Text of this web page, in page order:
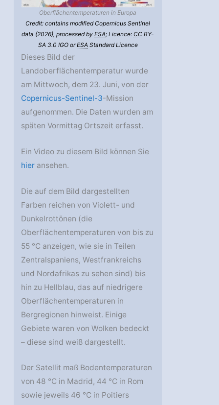
Oberflächentemperaturen in Europa
Credit: contains modified Copernicus Sentinel
data (2026), processed byESA; Licence:CC BY-
SA 3.0 IGO orESAStandard Licence
Dieses Bild der
Landoberflächentemperatur wurde
am Mittwoch, dem 23. Juni, von der
Copernicus-Sentinel-3-Mission
aufgenommen. Die Daten wurden am
späten Vormittag Ortszeit erfasst.
Ein Video zu diesem Bild können Sie
hier ansehen.
Die auf dem Bild dargestellten
Farben reichen von Violett- und
Dunkelrottönen (die
Oberflächentemperaturen von bis zu
55 °C anzeigen, wie sie in Teilen
Zentralspaniens, Westfrankreichs
und Nordafrikas zu sehen sind) bis
hin zu Hellblau, das auf niedrigere
Oberflächentemperaturen in
Bergregionen hinweist. Einige
Gebiete waren von Wolken bedeckt
– diese sind weiß dargestellt.
Der Satellit maß Bodentemperaturen
von 48 °C in Madrid, 44 °C in Rom
sowie jeweils 46 °C in Poitiers